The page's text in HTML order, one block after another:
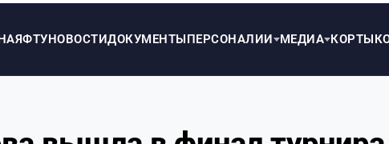
ФТУНОВОСТИДОКУМЕНТЫПЕРСОНАЛИИ МЕДИА КОРТЫ